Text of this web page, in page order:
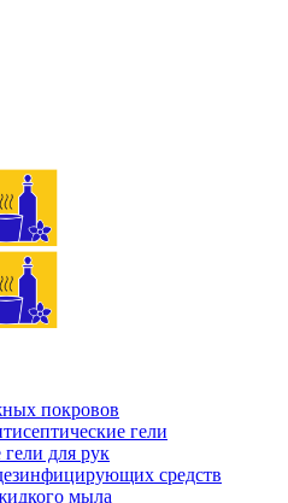
покровов
гели
для рук
средств
мыла